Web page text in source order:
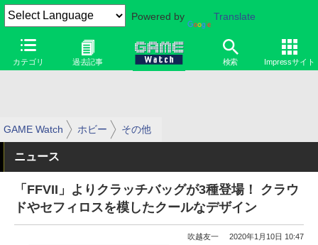
Powered by Translate
カテゴリ 過去記事 検索 Impressサイト
GAME Watch ホビー その他
ニュース
「FFVII」よりクラッチバッグが3種登場！ クラウ
ドやセフィロスを模したクールなデザイン
吹越友一 2020年1月10日 10:47